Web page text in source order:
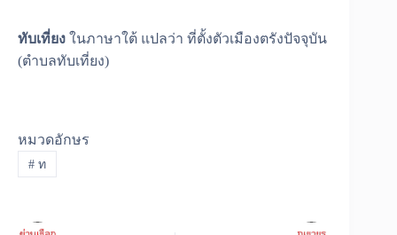
ทับเที่ยง ในภาษาใต้ แปลว่า ที่ตั้งตัวเมืองตรังปัจจุบัน
(ตำบลทับเที่ยง)
หมวดอักษร
#ท